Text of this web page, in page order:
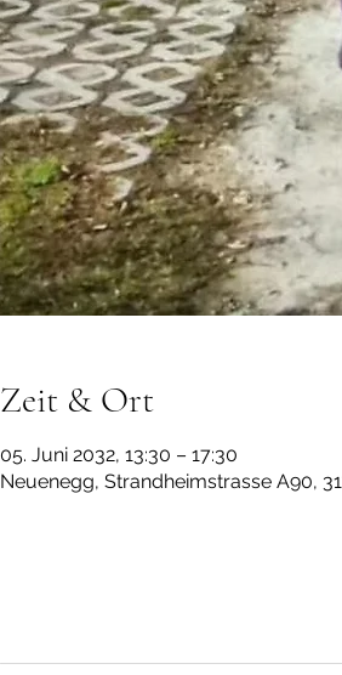
Zeit & Ort
05. Juni 2032, 13:30 – 17:30
Neuenegg, Strandheimstrasse A90,